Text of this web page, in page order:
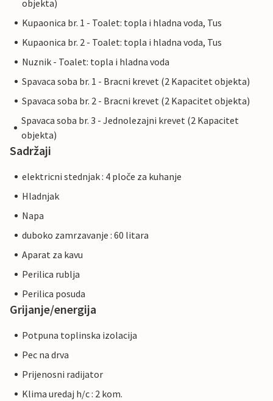
objekta)
Kupaonica br. 1 - Toalet: topla i hladna voda, Tus
Kupaonica br. 2 - Toalet: topla i hladna voda, Tus
Nuznik - Toalet: topla i hladna voda
Spavaca soba br. 1 - Bracni krevet (2 Kapacitet objekta)
Spavaca soba br. 2 - Bracni krevet (2 Kapacitet objekta)
Spavaca soba br. 3 - Jednolezajni krevet (2 Kapacitet
objekta)
Sadržaji
elektricni stednjak : 4 ploče za kuhanje
Hladnjak
Napa
duboko zamrzavanje : 60 litara
Aparat za kavu
Perilica rublja
Perilica posuda
Grijanje/energija
Potpuna toplinska izolacija
Pec na drva
Prijenosni radijator
Klima uredaj h/c : 2 kom.